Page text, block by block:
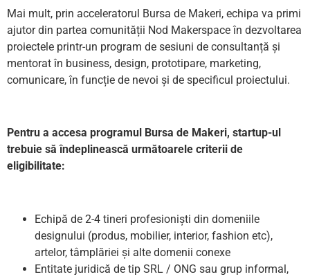
Mai mult, prin acceleratorul Bursa de Makeri, echipa va primi
ajutor din partea comunității Nod Makerspace în dezvoltarea
proiectele printr-un program de sesiuni de consultanță și
mentorat în business, design, prototipare, marketing,
comunicare, în funcție de nevoi și de specificul proiectului.
Pentru a accesa programul Bursa de Makeri, startup-ul
trebuie să îndeplinească următoarele criterii de
eligibilitate:
Echipă de 2-4 tineri profesioniști din domeniile
designului (produs, mobilier, interior, fashion etc),
artelor, tâmplăriei și alte domenii conexe
Entitate juridică de tip SRL / ONG sau grup informal,